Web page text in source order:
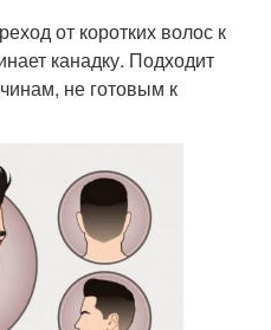
от коротких волос к
канадку. Подходит
не готовым к